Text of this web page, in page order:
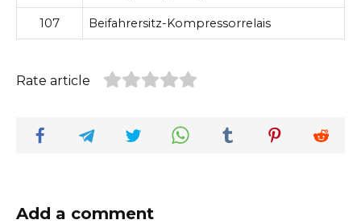
107 Beifahrersitz-Kompressorrelais
Rate article
Add a comment